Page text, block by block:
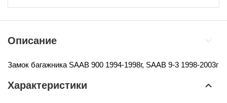
Описание
Замок багажника SAAB 900 1994-1998г, SAAB 9-3 1998-2003г
Характеристики